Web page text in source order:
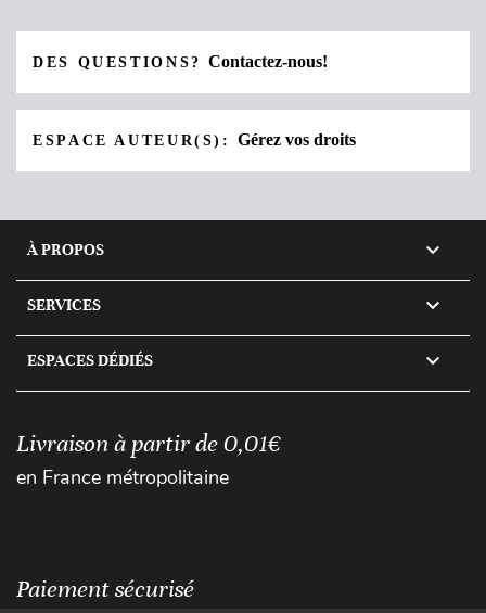
DES QUESTIONS?Contactez-nous!
ESPACE AUTEUR(S):Gérez vos droits
À PROPOS 
SERVICES 
ESPACES DÉDIÉS 
Livraison à partir de 0,01€
en France métropolitaine
Paiement sécurisé